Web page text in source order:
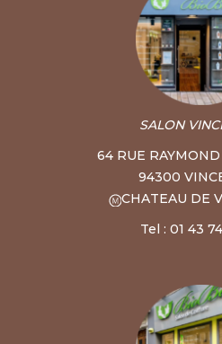
SALON
64 RUE
94300
CHATEAU DE
Tel : 01 43